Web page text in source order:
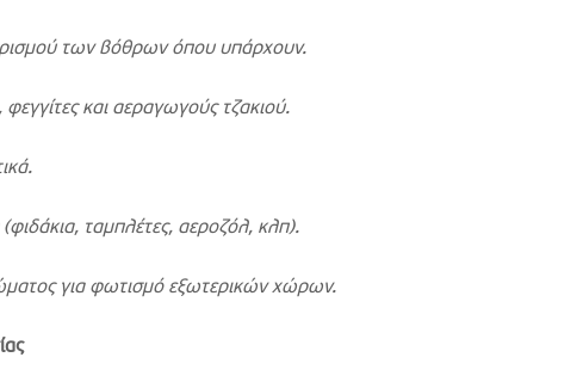
των βόθρων όπου υπάρχουν.
και αεραγωγούς τζακιού.
ταμπλέτες, αεροζόλ, κλπ).
για φωτισμό εξωτερικών χώρων.